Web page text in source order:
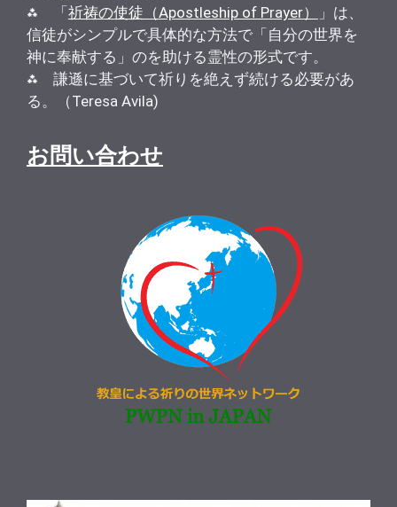
⁂ 「祈祷の使徒（Apostleship of Prayer）
」は、
信徒がシンプルで具体的な方法で「自分の世界を
神に奉献する」のを助ける霊性の形式です。
⁂ 謙遜に基づいて祈りを絶えず続ける必要があ
る。（Teresa Avila)
お問い合わせ